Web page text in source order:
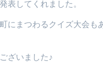
表してくれました。
にまつわるクイズ大会
ざいました♪